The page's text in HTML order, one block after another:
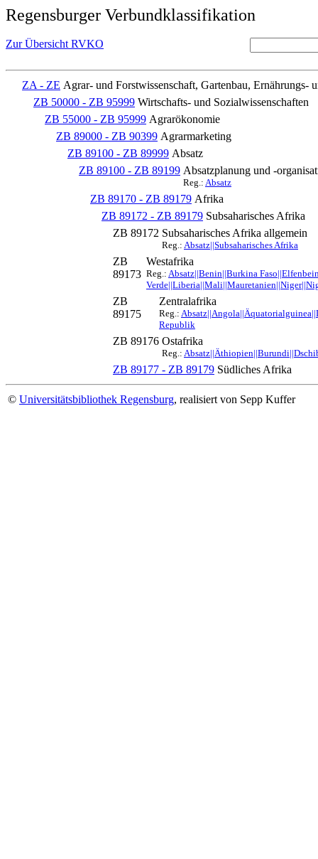
Regensburger Verbundklassifikation
Zur Übersicht RVKO
ZA - ZE Agrar- und Forstwissenschaft, Gartenbau, Ernährungs-
ZB 50000 - ZB 95999 Wirtschafts- und Sozialwissenschaften
ZB 55000 - ZB 95999 Agrarökonomie
ZB 89000 - ZB 90399 Agrarmarketing
ZB 89100 - ZB 89999 Absatz
ZB 89100 - ZB 89199 Absatzplanung und -
Reg.: Absatz
ZB 89170 - ZB 89179 Afrika
ZB 89172 - ZB 89179 Subsaharisches Afrika
ZB 89172 Subsaharisches Afrika allgemein
Reg.: Absatz||Subsaharisches Afrika
ZB
89173
Westafrika
Reg.: Absatz||Benin||Burkina
ZB
89175
Zentralafrika
Reg.:
Republik
ZB 89176 Ostafrika
Reg.:
ZB 89177 - ZB 89179 Südliches Afrika
© Universitätsbibliothek Regensburg, realisiert von Sepp Kuffer